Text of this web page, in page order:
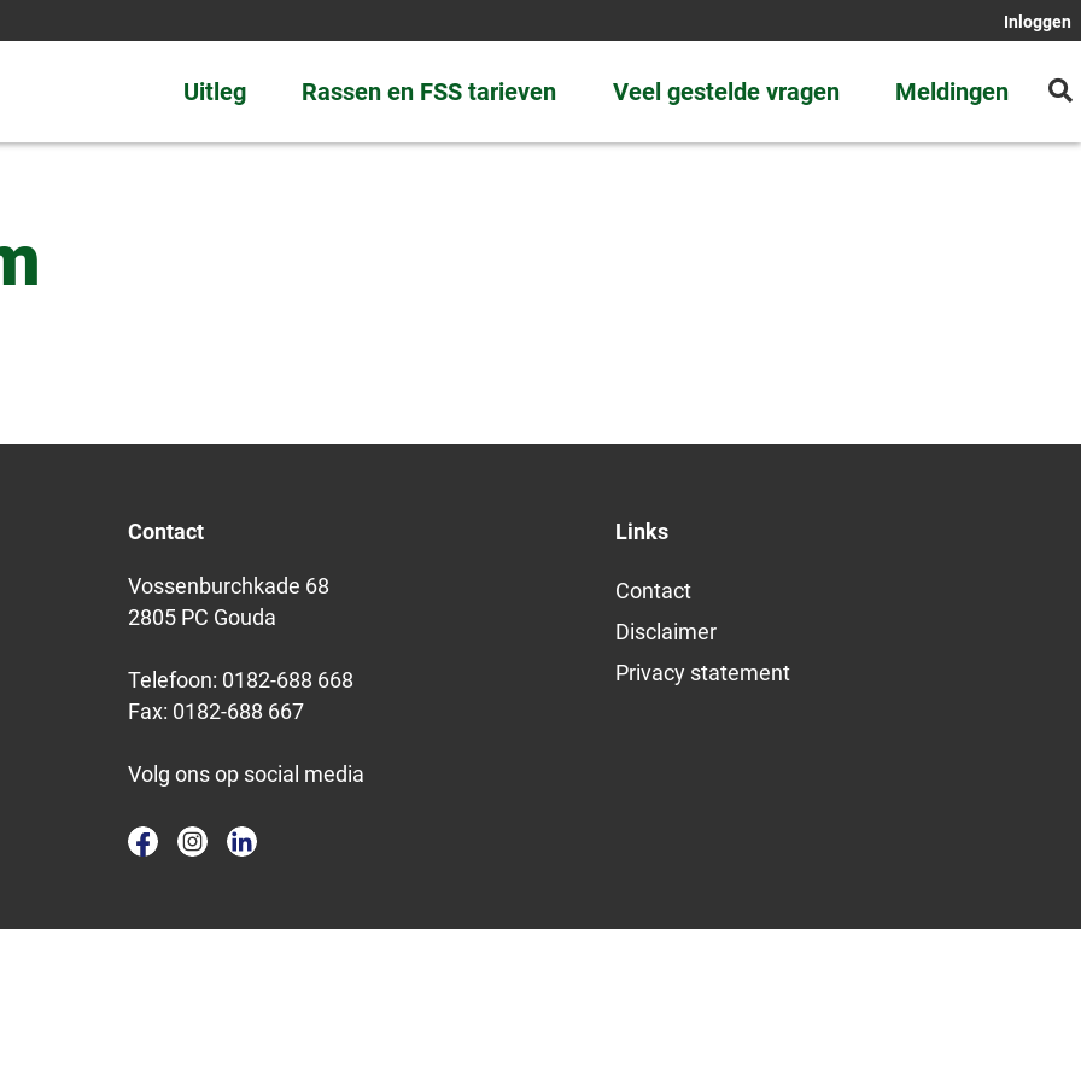
Inloggen
Uitleg Rassen en FSS tarieven Veel gestelde vragen Meldingen
Contact
Vossenburchkade 68
2805 PC Gouda
Telefoon: 0182-688 668
Fax: 0182-688 667
Volg ons op social media
Links
Contact
Disclaimer
Privacy statement